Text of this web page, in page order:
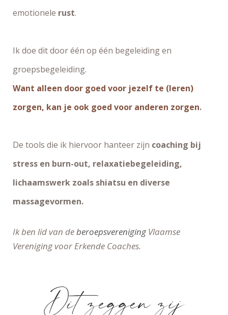
emotionele rust.
Ik doe dit door één op één begeleiding en
groepsbegeleiding.
Want alleen door goed voor jezelf te (leren)
zorgen, kan je ook goed voor anderen zorgen.
De tools die ik hiervoor hanteer zijn coaching bij
stress en burn-out, relaxatiebegeleiding,
lichaamswerk zoals shiatsu en diverse
massagevormen.
Ik ben lid van deberoepsverenigingVlaamse
Vereniging voor Erkende Coaches.
Dit zeggen zij